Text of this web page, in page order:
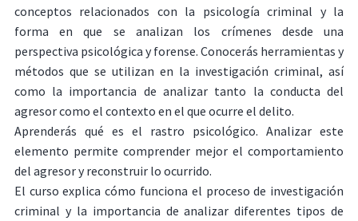
conceptos relacionados con la psicología criminal y la
forma en que se analizan los crímenes desde una
perspectiva psicológica y forense. Conocerás herramientas y
métodos que se utilizan en la investigación criminal, así
como la importancia de analizar tanto la conducta del
agresor como el contexto en el que ocurre el delito.
Aprenderás qué es el rastro psicológico. Analizar este
elemento permite comprender mejor el comportamiento
del agresor y reconstruir lo ocurrido.
El curso explica cómo funciona el proceso de investigación
criminal y la importancia de analizar diferentes tipos de